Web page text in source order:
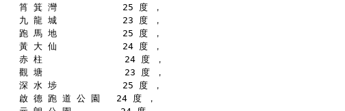
筲 箕 灣            25 度 ，
九 龍 城            23 度 ，
跑 馬 地            25 度 ，
黃 大 仙            24 度 ，
赤 柱               24 度 ，
觀 塘               23 度 ，
深 水 埗            25 度 ，
啟 德 跑 道 公 園   24 度 ，